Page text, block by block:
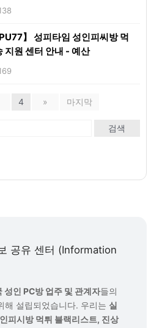
】 성피타임 성인피씨방 먹
지원 센터 안내 - 예산
4 » 마지막
검색
공유 센터 (Information
성인 PC방 업주 및 관계자들의
해 설립되었습니다. 우리는 실
피시방 먹튀 블랙리스트, 진상